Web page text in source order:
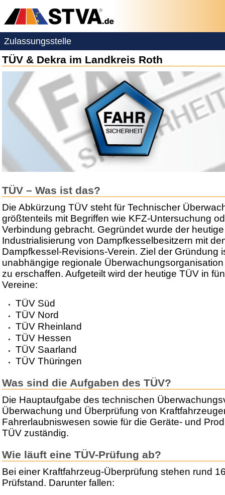
Zulassungsstelle
TÜV & Dekra im Landkreis Roth
TÜV – Was ist das?
Die Abkürzung TÜV steht für Technischer
größtenteils mit Begriffen wie KFZ-Untersuchung
Verbindung gebracht. Gegründet wurde der
Industrialisierung von Dampfkesselbesitzern mit
Dampfkessel-Revisions-Verein. Ziel der Gründung
unabhängige regionale
zu erschaffen. Aufgeteilt wird der heutige TÜV in
Vereine:
TÜV Süd
TÜV Nord
TÜV Rheinland
TÜV Hessen
TÜV Saarland
TÜV Thüringen
Was sind die Aufgaben des TÜV?
Die Hauptaufgabe des technischen
Überwachung und Überprüfung von
Fahrerlaubniswesen sowie für die Geräte- und
TÜV zuständig.
Wie läuft eine TÜV-Prüfung ab?
Bei einer Kraftfahrzeug-Überprüfung stehen rund
Prüfstand. Darunter fallen: